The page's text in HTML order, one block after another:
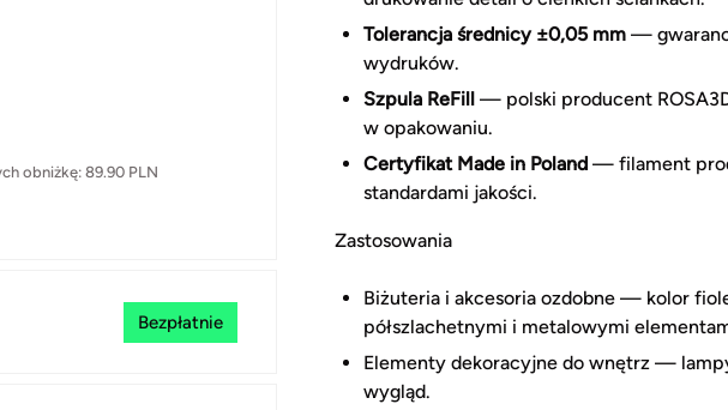
obniżkę:89.90 PLN
Bezpłatnie
Tolerancja średnicy ±0,05 mm —
wydruków.
Szpula ReFill — polski producent
w opakowaniu.
Certyfikat Made in Poland — filament
standardami jakości.
Zastosowania
Biżuteria i akcesoria ozdobne — kolor
półszlachetnymi i metalowymi
Elementy dekoracyjne do wnętrz —
wygląd.